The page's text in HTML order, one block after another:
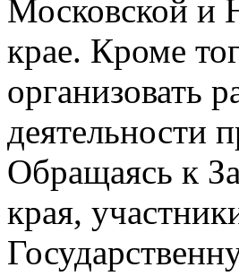
Московской и
крае. Кроме
организовать
деятельности
Обращаясь к
края,